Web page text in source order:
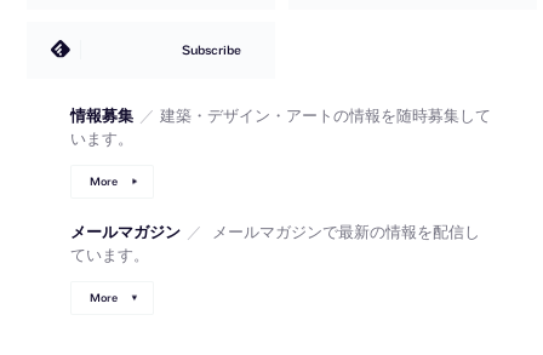
Subscribe
情報募集 ／ 建築・デザイン・アートの情報を随時募集して
います。
More
メールマガジン ／
メールマガジンで最新の情報を配信し
ています。
More